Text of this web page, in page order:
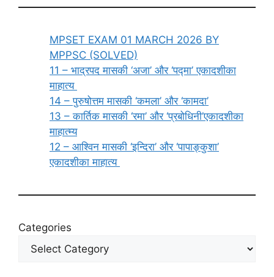
MPSET EXAM 01 MARCH 2026 BY
MPPSC (SOLVED)
11 – भाद्रपद मासकी ‘अजा’ और ‘पद्मा’ एकादशीका
माहात्य
14 – पुरुषोत्तम मासकी ‘कमला’ और ‘कामदा’
13 – कार्तिक मासकी ‘रमा’ और ‘प्रबोधिनी’एकादशीका
माहात्म्य
12 – आश्विन मासकी ‘इन्दिरा’ और ‘पापाङ्कुशा’
एकादशीका माहात्य
Categories